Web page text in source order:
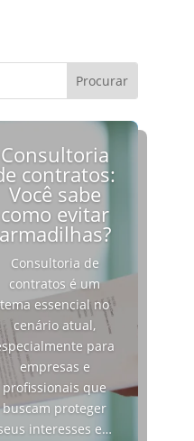
Consultoria
contratos:
Você sabe
como evitar
armadilhas?
Consultoria de
contratos é um
tema essencial no
cenário atual,
para
empresas e
profissionais que
buscam proteger
interesses e…